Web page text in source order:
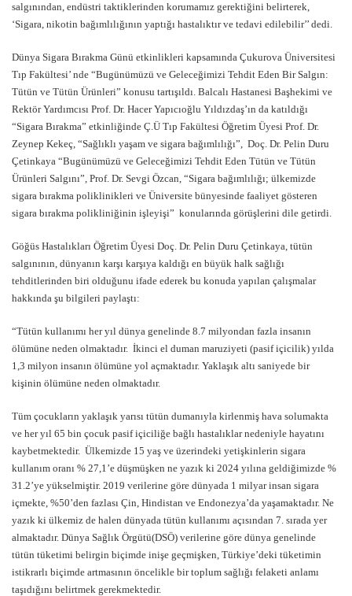
salgınından, endüstri taktiklerinden korumamız gerektiğini belirterek,
‘Sigara, nikotin bağımlılığının yaptığı hastalıktır ve tedavi edilebilir’’ dedi.
Dünya Sigara Bırakma Günü etkinlikleri kapsamında Çukurova Üniversitesi
Tıp Fakültesi’ nde “Bugünümüzü ve Geleceğimizi Tehdit Eden Bir Salgın:
Tütün ve Tütün Ürünleri” konusu tartışıldı. Balcalı Hastanesi Başhekimi ve
Rektör Yardımcısı Prof. Dr. Hacer Yapıcıoğlu Yıldızdaş’ın da katıldığı
“Sigara Bırakma” etkinliğinde Ç.Ü Tıp Fakültesi Öğretim Üyesi Prof. Dr.
Zeynep Kekeç, “Sağlıklı yaşam ve sigara bağımlılığı”, Doç. Dr. Pelin Duru
Çetinkaya “Bugünümüzü ve Geleceğimizi Tehdit Eden Tütün ve Tütün
Ürünleri Salgını”, Prof. Dr. Sevgi Özcan, “Sigara bağımlılığı; ülkemizde
sigara bırakma poliklinikleri ve Üniversite bünyesinde faaliyet gösteren
sigara bırakma polikliniğinin işleyişi” konularında görüşlerini dile getirdi.
Göğüs Hastalıkları Öğretim Üyesi Doç. Dr. Pelin Duru Çetinkaya, tütün
salgınının, dünyanın karşı karşıya kaldığı en büyük halk sağlığı
tehditlerinden biri olduğunu ifade ederek bu konuda yapılan çalışmalar
hakkında şu bilgileri paylaştı:
“Tütün kullanımı her yıl dünya genelinde 8.7 milyondan fazla insanın
ölümüne neden olmaktadır. İkinci el duman maruziyeti (pasif içicilik) yılda
1,3 milyon insanın ölümüne yol açmaktadır. Yaklaşık altı saniyede bir
kişinin ölümüne neden olmaktadır.
Tüm çocukların yaklaşık yarısı tütün dumanıyla kirlenmiş hava solumakta
ve her yıl 65 bin çocuk pasif içiciliğe bağlı hastalıklar nedeniyle hayatını
kaybetmektedir. Ülkemizde 15 yaş ve üzerindeki yetişkinlerin sigara
kullanım oranı % 27,1’e düşmüşken ne yazık ki 2024 yılına geldiğimizde %
31.2’ye yükselmiştir. 2019 verilerine göre dünyada 1 milyar insan sigara
içmekte, %50’den fazlası Çin, Hindistan ve Endonezya’da yaşamaktadır. Ne
yazık ki ülkemiz de halen dünyada tütün kullanımı açısından 7. sırada yer
almaktadır. Dünya Sağlık Örgütü(DSÖ) verilerine göre dünya genelinde
tütün tüketimi belirgin biçimde inişe geçmişken, Türkiye’deki tüketimin
istikrarlı biçimde artmasının öncelikle bir toplum sağlığı felaketi anlamı
taşıdığını belirtmek gerekmektedir.